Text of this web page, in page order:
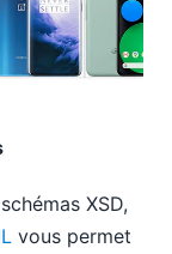
XSD,
vous permet